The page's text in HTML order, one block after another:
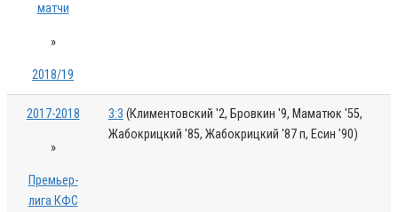
матчи
»
2018/19
2017-2018
»
Премьер-
лига КФС
3:3 (Климентовский '2, Бровкин '9, Маматюк '55,
Жабокрицкий '85, Жабокрицкий '87 п, Есин '90)